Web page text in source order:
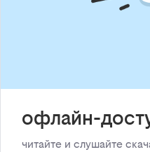
офлайн-
читайте и слушайте